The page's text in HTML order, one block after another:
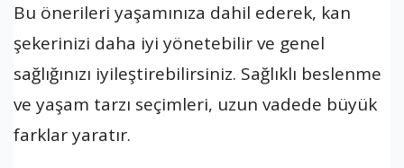
Bu önerileri yaşamınıza dahil ederek, kan
şekerinizi daha iyi yönetebilir ve genel
sağlığınızı iyileştirebilirsiniz. Sağlıklı beslenme
ve yaşam tarzı seçimleri, uzun vadede büyük
farklar yaratır.